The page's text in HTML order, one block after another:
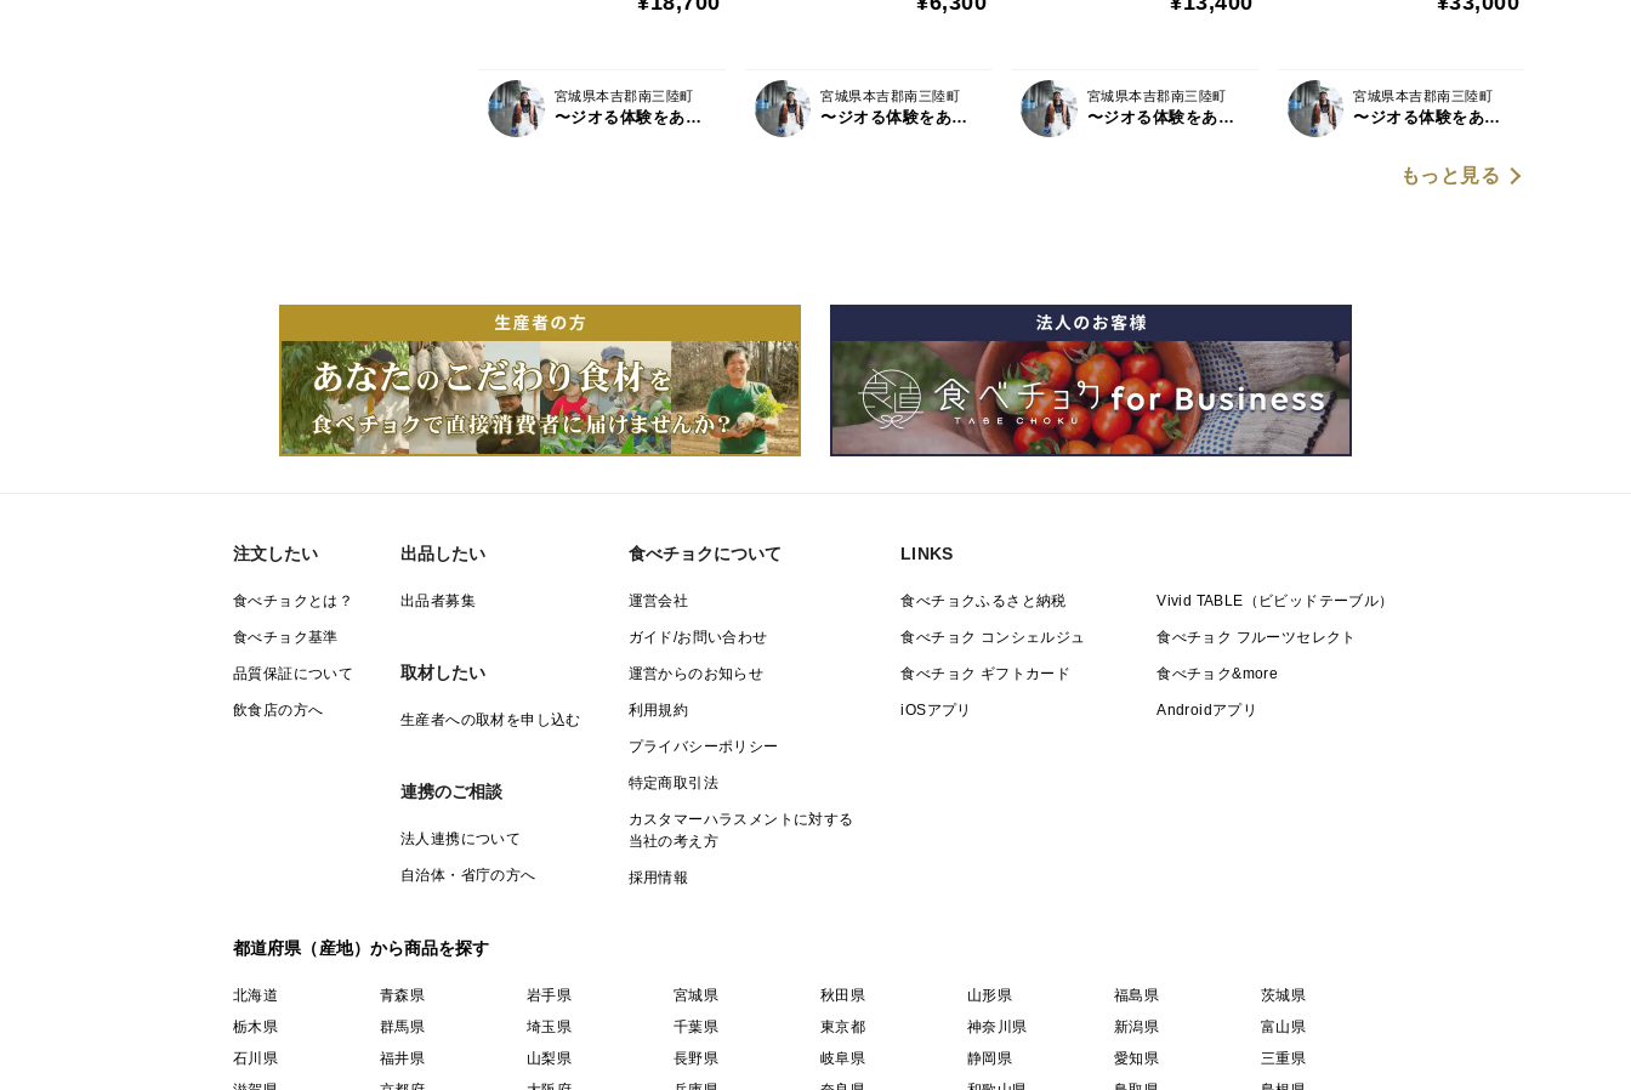
宮城県本吉郡南三陸町
〜ジオる体験をあなたに〜 Geoyst（ジオイスト）
宮城県本吉郡南三陸町
〜ジオる体験をあなたに〜 Geoyst（ジオイスト）
宮城県本吉郡南三陸町
〜ジオる体験をあなたに〜 Geoyst（ジオイスト）
宮城県本吉郡南三陸町
〜ジオる体験をあなたに〜 Geoyst（ジオイスト）
もっと見る
注文したい
食べチョクとは？
食べチョク基準
品質保証について
飲食店の方へ
出品したい
出品者募集
取材したい
生産者への取材を申し込む
連携のご相談
法人連携について
自治体・省庁の方へ
食べチョクについて
運営会社
ガイド/お問い合わせ
運営からのお知らせ
利用規約
プライバシーポリシー
特定商取引法
カスタマーハラスメントに対する
当社の考え方
採用情報
LINKS
食べチョクふるさと納税 Vivid TABLE（ビビッドテーブル）
食べチョク コンシェルジュ 食べチョク フルーツセレクト
食べチョク ギフトカード 食べチョク&more
iOSアプリ Androidアプリ
都道府県（産地）から商品を探す
北海道 青森県 岩手県 宮城県 秋田県 山形県 福島県
茨城県
栃木県
群馬県 埼玉県 千葉県 東京都 神奈川県 新潟県
富山県
石川県
福井県 山梨県 長野県 岐阜県 静岡県 愛知県
三重県